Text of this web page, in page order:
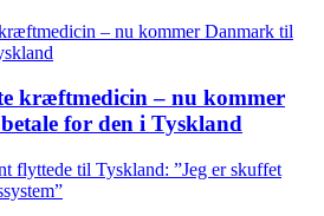
kræftmedicin – nu kommer
for den i Tyskland